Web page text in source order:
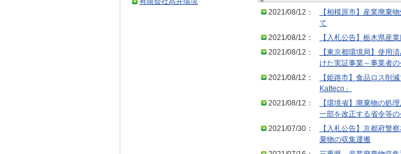
2021/08/12：
【相模原市】産業廃棄
て
2021/08/12：
【入札公告】栃木県産
2021/08/12：
【東京都環境局】使用
けた実証事業～事業者
2021/08/12：
【姫路市】食品ロス削
Katteco」
2021/08/12：
【環境省】廃棄物の処
一部を改正する省令等
2021/07/30：
【入札公告】京都府警
棄物の収集運搬